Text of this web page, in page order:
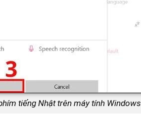
tiếng Nhật trên máy tính Windows